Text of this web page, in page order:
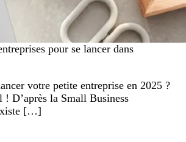
pour se lancer dans
votre petite entreprise en 2025 ?
! D’après la Small Business
[…]